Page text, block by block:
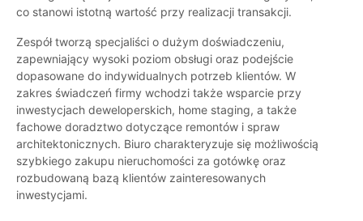
co stanowi istotną wartość przy realizacji transakcji.
Zespół tworzą specjaliści o dużym doświadczeniu,
zapewniający wysoki poziom obsługi oraz podejście
dopasowane do indywidualnych potrzeb klientów. W
zakres świadczeń firmy wchodzi także wsparcie przy
inwestycjach deweloperskich, home staging, a także
fachowe doradztwo dotyczące remontów i spraw
architektonicznych. Biuro charakteryzuje się możliwością
szybkiego zakupu nieruchomości za gotówkę oraz
rozbudowaną bazą klientów zainteresowanych
inwestycjami.